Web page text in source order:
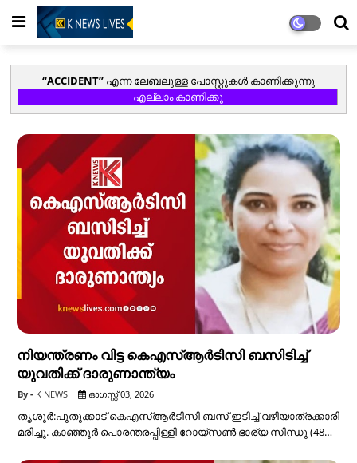
ACCIDENT എന്ന ലേബലുള്ള പോസ്റ്റുകൾ കാണിക്കുന്നു
എല്ലാം കാണിക്കൂ
നിയന്ത്രണം വിട്ട കെഎസ്ആർടിസി ബസിടിച്ച്
യുവതിക്ക് ദാരുണാന്ത്യം
K NEWS ഓഗസ്റ്റ് 03, 2026
തൃശൂര്‍:പുതുക്കാട് കെഎസ്ആര്‍ടിസി ബസ് ഇടിച്ച് വഴിയാത്രക്കാരി
മരിച്ചു. കാഞ്ഞൂർ പൊരന്തരപ്പിള്ളി റോയ്‌സൺ ഭാര്യ സിന്ധു (48…